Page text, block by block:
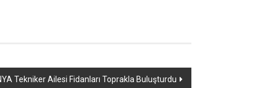
Tekniker Ailesi Fidanları Toprakla Buluşturdu